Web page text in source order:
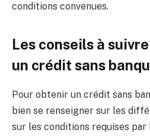
conditions convenues.
Les conseils à
un crédit sans
Pour obtenir un crédit sans
bien se renseigner sur les
sur les conditions requises par